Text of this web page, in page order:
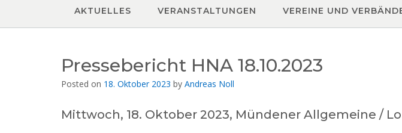
AKTUELLES VERANSTALTUNGEN VEREINE UND
Pressebericht HNA 18.10.2023
Posted on 18. Oktober 2023 by Andreas Noll
Mittwoch, 18. Oktober 2023, Mündener Allgemeine /